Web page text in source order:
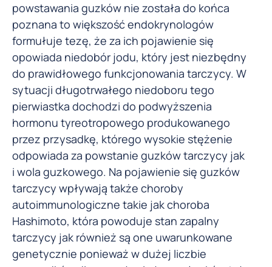
powstawania guzków nie została do końca
poznana to większość endokrynologów
formułuje tezę, że za ich pojawienie się
opowiada niedobór jodu, który jest niezbędny
do prawidłowego funkcjonowania tarczycy. W
sytuacji długotrwałego niedoboru tego
pierwiastka dochodzi do podwyższenia
hormonu tyreotropowego produkowanego
przez przysadkę, którego wysokie stężenie
odpowiada za powstanie guzków tarczycy jak
i wola guzkowego. Na pojawienie się guzków
tarczycy wpływają także choroby
autoimmunologiczne takie jak choroba
Hashimoto, która powoduje stan zapalny
tarczycy jak również są one uwarunkowane
genetycznie ponieważ w dużej liczbie